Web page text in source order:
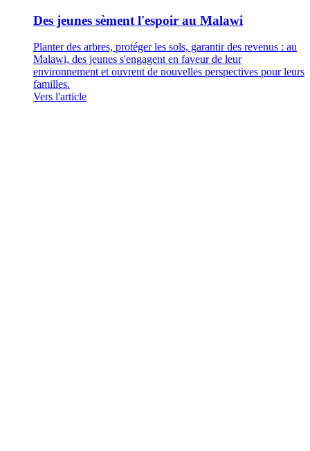
Des jeunes sèment l'espoir au Malawi
Planter des arbres, protéger les sols, garantir des revenus : au
Malawi, des jeunes s'engagent en faveur de leur
environnement et ouvrent de nouvelles perspectives pour leurs
familles.
Vers l'article